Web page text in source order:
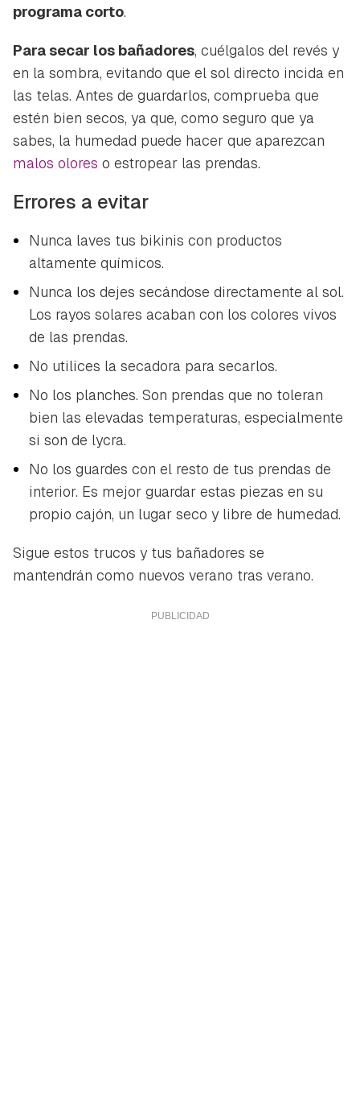
programa corto.
Para secar los bañadores, cuélgalos del revés y
en la sombra, evitando que el sol directo incida en
las telas. Antes de guardarlos, comprueba que
estén bien secos, ya que, como seguro que ya
sabes, la humedad puede hacer que aparezcan
malos olores o estropear las prendas.
Errores a evitar
Nunca laves tus bikinis con productos
altamente químicos.
Nunca los dejes secándose directamente al sol.
Los rayos solares acaban con los colores vivos
de las prendas.
No utilices la secadora para secarlos.
No los planches. Son prendas que no toleran
bien las elevadas temperaturas, especialmente
si son de lycra.
No los guardes con el resto de tus prendas de
interior. Es mejor guardar estas piezas en su
propio cajón, un lugar seco y libre de humedad.
Sigue estos trucos y tus bañadores se
mantendrán como nuevos verano tras verano.